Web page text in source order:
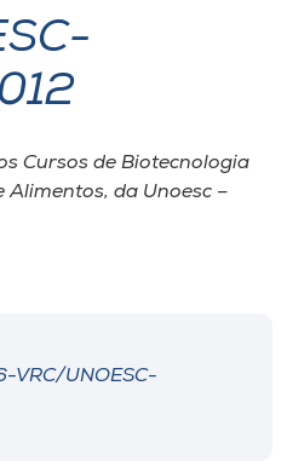
Cursos de Biotecnologia
da Unoesc –
VRC/UNOESC-